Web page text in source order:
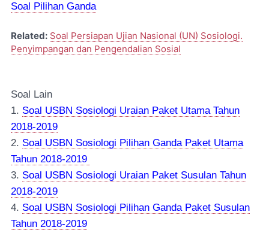
Soal Pilihan Ganda
Related: Soal Persiapan Ujian Nasional (UN) Sosiologi.
Penyimpangan dan Pengendalian Sosial
Soal Lain
1. Soal USBN Sosiologi Uraian Paket Utama Tahun
2018-2019
2. Soal USBN Sosiologi Pilihan Ganda Paket Utama
Tahun 2018-2019
3. Soal USBN Sosiologi Uraian Paket Susulan Tahun
2018-2019
4. Soal USBN Sosiologi Pilihan Ganda Paket Susulan
Tahun 2018-2019